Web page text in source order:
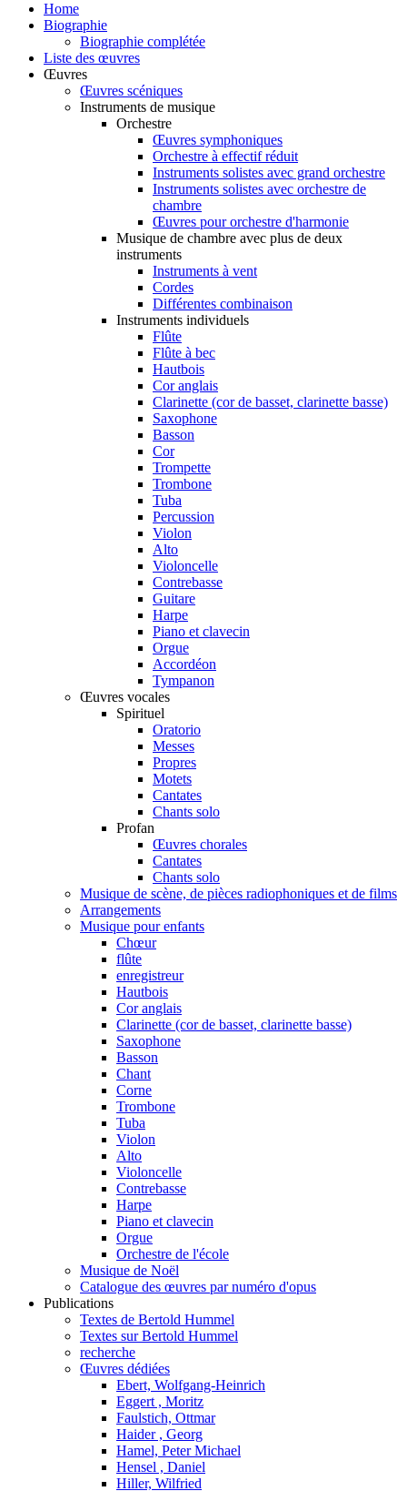
Home
Biographie
Biographie complétée
Liste des œuvres
Œuvres
Œuvres scéniques
Instruments de musique
Orchestre
Œuvres symphoniques
Orchestre à effectif réduit
Instruments solistes avec grand orchestre
Instruments solistes avec orchestre de
chambre
Œuvres pour orchestre d'harmonie
Musique de chambre avec plus de deux
instruments
Instruments à vent
Cordes
Différentes combinaison
Instruments individuels
Flûte
Flûte à bec
Hautbois
Cor anglais
Clarinette (cor de basset, clarinette basse)
Saxophone
Basson
Cor
Trompette
Trombone
Tuba
Percussion
Violon
Alto
Violoncelle
Contrebasse
Guitare
Harpe
Piano et clavecin
Orgue
Accordéon
Tympanon
Œuvres vocales
Spirituel
Oratorio
Messes
Propres
Motets
Cantates
Chants solo
Profan
Œuvres chorales
Cantates
Chants solo
Musique de scène, de pièces radiophoniques et de films
Arrangements
Musique pour enfants
Chœur
flûte
enregistreur
Hautbois
Cor anglais
Clarinette (cor de basset, clarinette basse)
Saxophone
Basson
Chant
Corne
Trombone
Tuba
Violon
Alto
Violoncelle
Contrebasse
Harpe
Piano et clavecin
Orgue
Orchestre de l'école
Musique de Noël
Catalogue des œuvres par numéro d'opus
Publications
Textes de Bertold Hummel
Textes sur Bertold Hummel
recherche
Œuvres dédiées
Ebert, Wolfgang-Heinrich
Eggert , Moritz
Faulstich, Ottmar
Haider , Georg
Hamel, Peter Michael
Hensel , Daniel
Hiller, Wilfried